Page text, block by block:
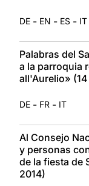
DE - EN - ES - IT
Palabras del
a la parroquia
all'Aurelio»
DE - FR - IT
Al Consejo
y personas
de la fiesta de
2014)